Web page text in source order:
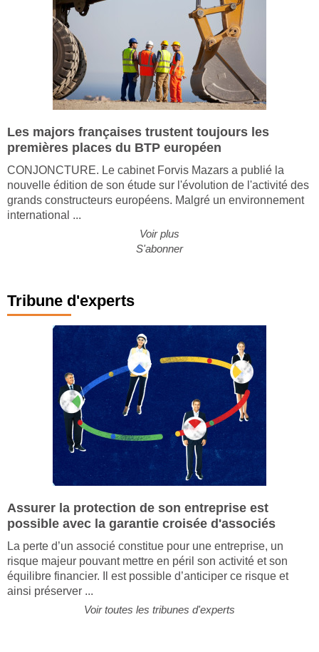
Les majors françaises trustent toujours les
premières places du BTP européen
CONJONCTURE. Le cabinet Forvis Mazars a publié la
nouvelle édition de son étude sur l'évolution de l'activité des
grands constructeurs européens. Malgré un environnement
international ...
Voir plus
S'abonner
Tribune d'experts
Assurer la protection de son entreprise est
possible avec la garantie croisée d'associés
La perte d’un associé constitue pour une entreprise, un
risque majeur pouvant mettre en péril son activité et son
équilibre financier. Il est possible d’anticiper ce risque et
ainsi préserver ...
Voir toutes les tribunes d'experts